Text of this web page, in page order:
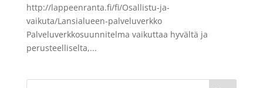
http://lappeenranta.fi/fi/Osallistu-ja-
vaikuta/Lansialueen-palveluverkko
Palveluverkkosuunnitelma vaikuttaa hyvältä ja
perusteelliselta,...